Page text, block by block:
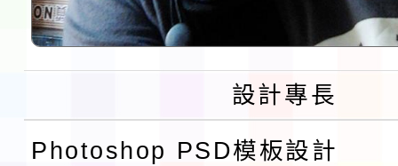
設計專長
Photoshop PSD模板設計